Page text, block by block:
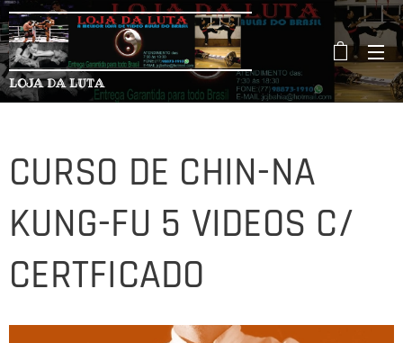
LOJA DA LUTA
CURSO DE CHIN-NA
KUNG-FU 5 VIDEOS C/
CERTFICADO